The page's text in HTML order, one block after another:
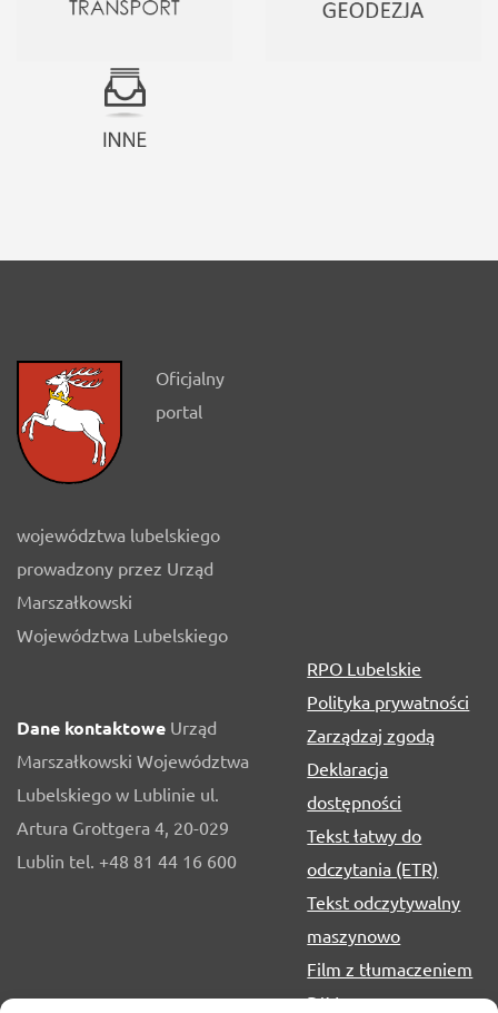
Oficjalny
portal
województwa lubelskiego
prowadzony przez Urząd
Marszałkowski
Województwa Lubelskiego
Dane kontaktowe Urząd
Marszałkowski Województwa
Lubelskiego w Lublinie ul.
Artura Grottgera 4, 20-029
Lublin tel. +48 81 44 16 600
RPO Lubelskie
Polityka prywatności
Zarządzaj zgodą
Deklaracja
dostępności
Tekst łatwy do
odczytania (ETR)
Tekst odczytywalny
maszynowo
Film z tłumaczeniem
PJM